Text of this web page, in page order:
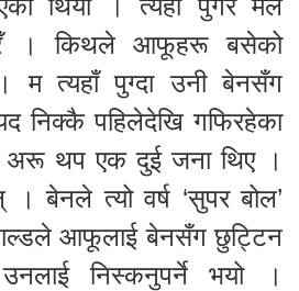
। किथले आफूहरू बसेको
म त्यहाँ पुग्दा उनी बेनसँग
निक्कै पहिलेदेखि गफिरहेका
अरू थप एक दुई जना थिए ।
। बेनले त्यो वर्ष ‘सुपर बोल’
आफूलाई बेनसँग छुट्टिन
निस्कनुपर्ने भयो ।